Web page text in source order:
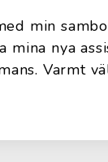
min
mina nya
Varmt